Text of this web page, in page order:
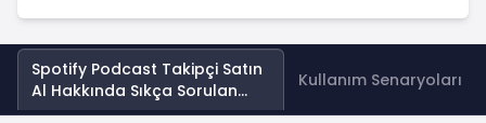
Spotify Podcast Takipçi Satın
Al Hakkında Sıkça Sorulan
Sorular
Kullanım Senaryoları